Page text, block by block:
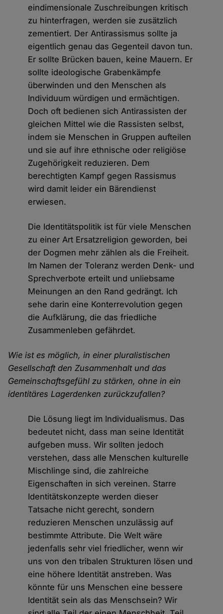
eindimensionale Zuschreibungen kritisch
zu hinterfragen, werden sie zusätzlich
zementiert. Der Antirassismus sollte ja
eigentlich genau das Gegenteil davon tun.
Er sollte Brücken bauen, keine Mauern. Er
sollte ideologische Grabenkämpfe
überwinden und den Menschen als
Individuum würdigen und ermächtigen.
Doch oft bedienen sich Antirassisten der
gleichen Mittel wie die Rassisten selbst,
indem sie Menschen in Gruppen aufteilen
und sie auf ihre ethnische oder religiöse
Zugehörigkeit reduzieren. Dem
berechtigten Kampf gegen Rassismus
wird damit leider ein Bärendienst
erwiesen.
Die Identitätspolitik ist für viele Menschen
zu einer Art Ersatzreligion geworden, bei
der Dogmen mehr zählen als die Freiheit.
Im Namen der Toleranz werden Denk- und
Sprechverbote erteilt und unliebsame
Meinungen an den Rand gedrängt. Ich
sehe darin eine Konterrevolution gegen
die Aufklärung, die das friedliche
Zusammenleben gefährdet.
Wie ist es möglich, in einer pluralistischen
Gesellschaft den Zusammenhalt und das
Gemeinschaftsgefühl zu stärken, ohne in ein
identitäres Lagerdenken zurückzufallen?
Die Lösung liegt im Individualismus. Das
bedeutet nicht, dass man seine Identität
aufgeben muss. Wir sollten jedoch
verstehen, dass alle Menschen kulturelle
Mischlinge sind, die zahlreiche
Eigenschaften in sich vereinen. Starre
Identitätskonzepte werden dieser
Tatsache nicht gerecht, sondern
reduzieren Menschen unzulässig auf
bestimmte Attribute. Die Welt wäre
jedenfalls sehr viel friedlicher, wenn wir
uns von den tribalen Strukturen lösen und
eine höhere Identität anstreben. Was
könnte für uns Menschen eine bessere
Identität sein als das Menschsein? Wir